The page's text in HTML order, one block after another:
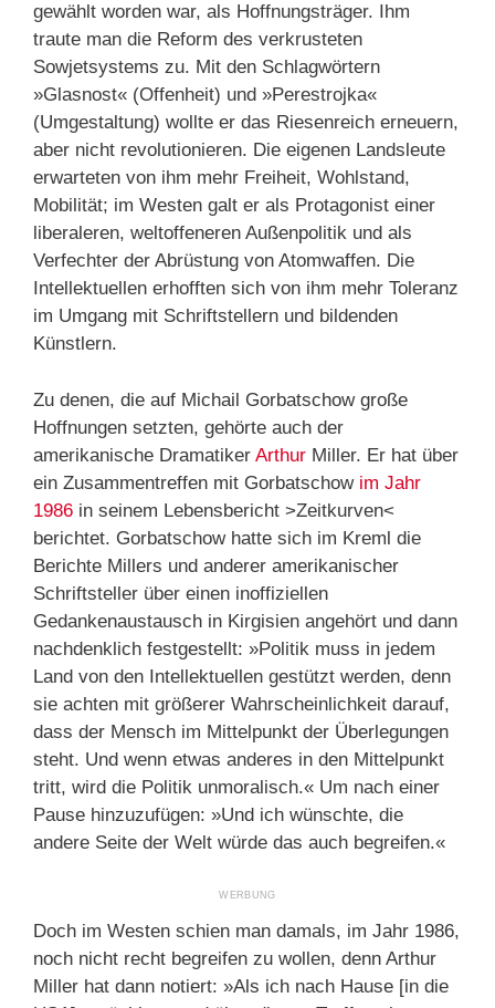
gewählt worden war, als Hoffnungsträger. Ihm
traute man die Reform des verkrusteten
Sowjetsystems zu. Mit den Schlagwörtern
»Glasnost« (Offenheit) und »Perestrojka«
(Umgestaltung) wollte er das Riesenreich erneuern,
aber nicht revolutionieren. Die eigenen Landsleute
erwarteten von ihm mehr Freiheit, Wohlstand,
Mobilität; im Westen galt er als Protagonist einer
liberaleren, weltoffeneren Außenpolitik und als
Verfechter der Abrüstung von Atomwaffen. Die
Intellektuellen erhofften sich von ihm mehr Toleranz
im Umgang mit Schriftstellern und bildenden
Künstlern.
Zu denen, die auf Michail Gorbatschow große
Hoffnungen setzten, gehörte auch der
amerikanische Dramatiker Arthur Miller. Er hat über
ein Zusammentreffen mit Gorbatschow im Jahr
1986 in seinem Lebensbericht >Zeitkurven<
berichtet. Gorbatschow hatte sich im Kreml die
Berichte Millers und anderer amerikanischer
Schriftsteller über einen inoffiziellen
Gedankenaustausch in Kirgisien angehört und dann
nachdenklich festgestellt: »Politik muss in jedem
Land von den Intellektuellen gestützt werden, denn
sie achten mit größerer Wahrscheinlichkeit darauf,
dass der Mensch im Mittelpunkt der Überlegungen
steht. Und wenn etwas anderes in den Mittelpunkt
tritt, wird die Politik unmoralisch.« Um nach einer
Pause hinzuzufügen: »Und ich wünschte, die
andere Seite der Welt würde das auch begreifen.«
Doch im Westen schien man damals, im Jahr 1986,
noch nicht recht begreifen zu wollen, denn Arthur
Miller hat dann notiert: »Als ich nach Hause [in die